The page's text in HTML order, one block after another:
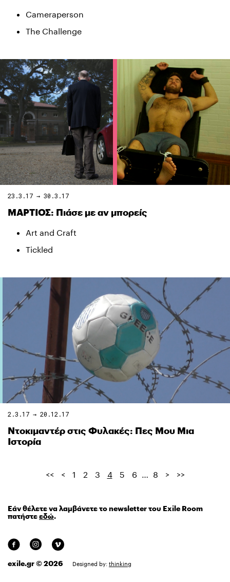
Cameraperson
The Challenge
23.3.17 → 30.3.17
ΜΑΡΤΙΟΣ: Πιάσε με αν μπορείς
Art and Craft
Tickled
2.3.17 → 20.12.17
Ντοκιμαντέρ στις Φυλακές: Πες Μου Μια
Ιστορία
<< < 1 2 3 4 5 6 … 8 > >>
Εάν θέλετε να λαμβάνετε το newsletter του Exile Room
πατήστεεδώ.
exile.gr © 2026 Designed by: thinking